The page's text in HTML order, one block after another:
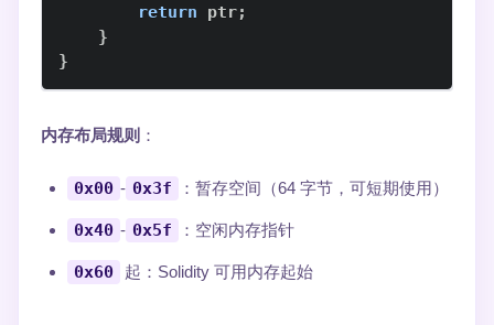
return ptr;
}
}
内存布局规则 ：
0x00 - 0x3f ：暂存空间（64 字节，可短期使用）
0x40 - 0x5f ：空闲内存指针
0x60 起：Solidity 可用内存起始